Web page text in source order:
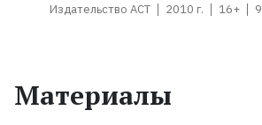
Издательство АСТ 2010 г. 16+
Материалы